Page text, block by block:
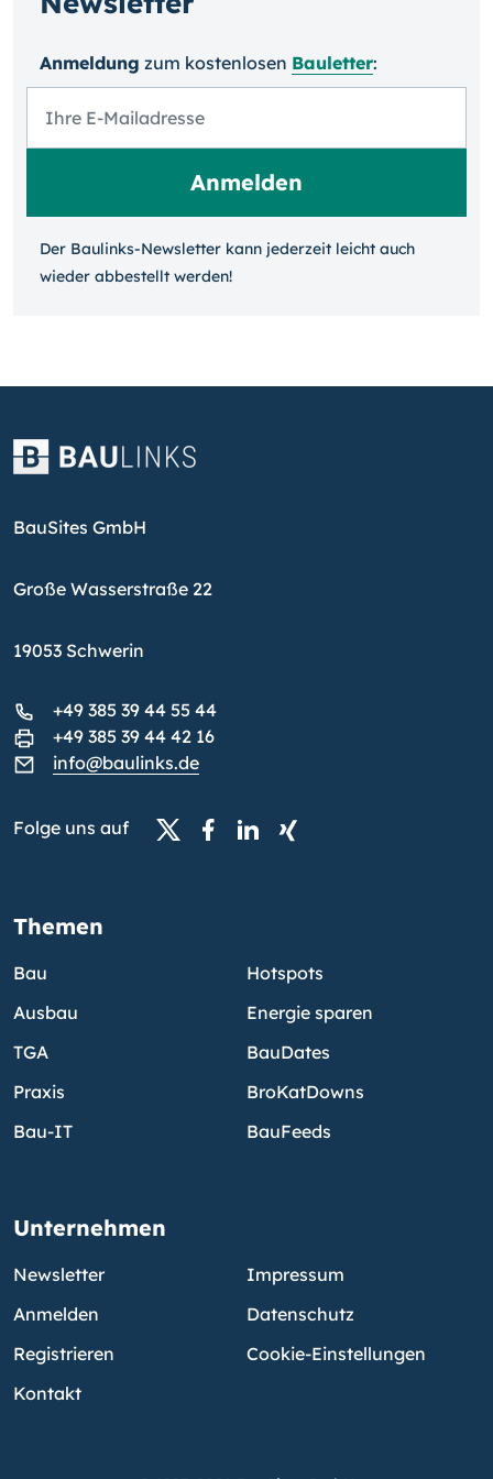
Anmeldung zum kosten­losen Bauletter:
Der Baulinks-Newsletter kann jeder­zeit leicht auch
wieder ab­bestellt werden!
BauSites GmbH
Große Wasserstraße 22
19053 Schwerin
+49 385 39 44 55 44
+49 385 39 44 42 16
info@baulinks.de
Folge uns auf
Themen
Bau
Ausbau
TGA
Praxis
Bau-IT
Hotspots
Energie sparen
BauDates
BroKatDowns
BauFeeds
Unternehmen
Newsletter
Anmelden
Registrieren
Kontakt
Impressum
Datenschutz
Cookie-Einstellungen